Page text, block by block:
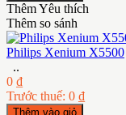
Thêm Yêu thích
Thêm so sánh
Philips Xenium X5500
..
0 ₫
Trước thuế: 0 ₫